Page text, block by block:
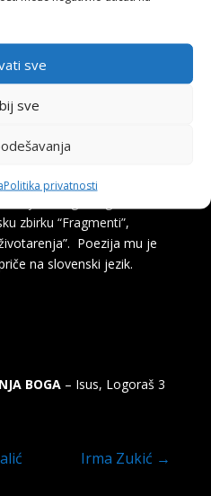
sve
sve
Politika privatnosti
Akademiji dramskih
Kabare Tuzla, Narodnog
i pojedinačnih
umjetnički rad. Piše kratke
u časopisima i
i inostranstvu. Objavio je
duše”, koautor je
zbirku “Fragmenti”,
Poezija mu je
na slovenski jezik.
BOGA– Isus, Logoraš 3
Irma Zukić →